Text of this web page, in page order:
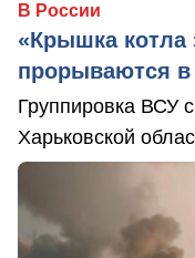
В России
«Крышка котла
прорываются в
Группировка ВСУ
Харьковской